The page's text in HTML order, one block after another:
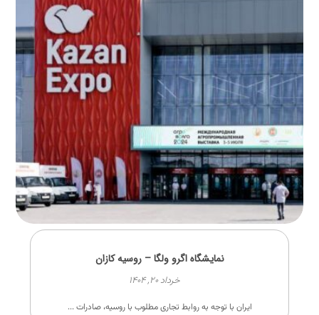
نمایشگاه اگرو ولگا – روسیه کازان
خرداد ۲۰, ۱۴۰۴
ایران با توجه به روابط تجاری مطلوب با روسیه، صادرات ...